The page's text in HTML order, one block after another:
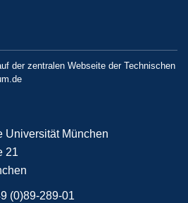
der zentralen Webseite der Technischen
Universität München
21
(0)89-289-01